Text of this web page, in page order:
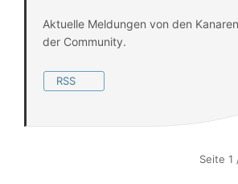
Aktuelle Meldungen von den
der Community.
RSS
Seite 1